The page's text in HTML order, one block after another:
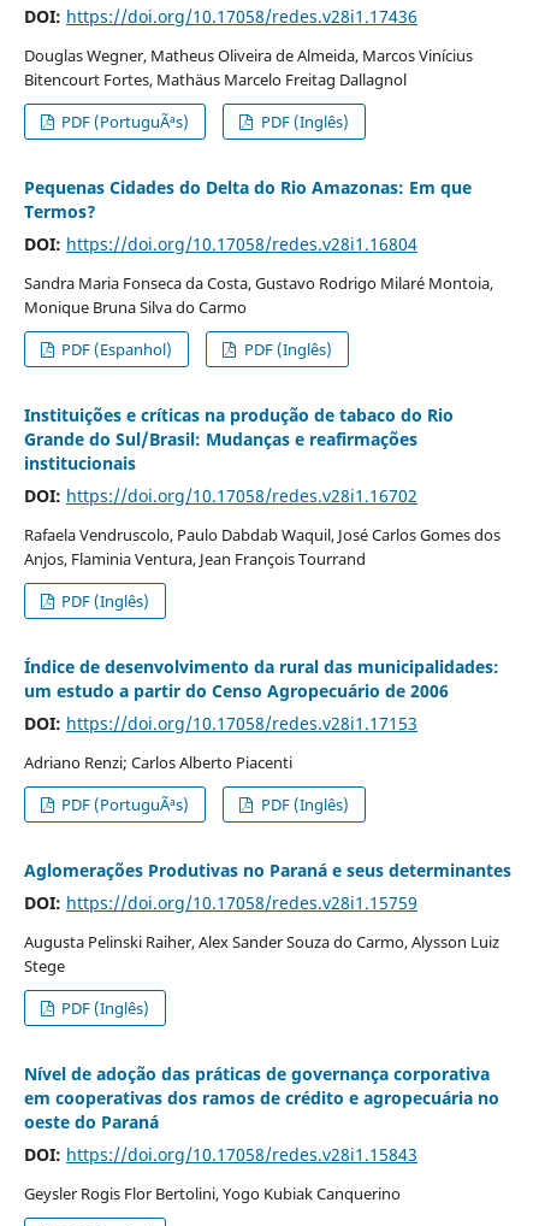
DOI: https://doi.org/10.17058/redes.v28i1.17436
Douglas Wegner, Matheus Oliveira de Almeida, Marcos Vinícius
Bitencourt Fortes, Mathäus Marcelo Freitag Dallagnol
PDF (PortuguÃªs)
PDF (Inglês)
Pequenas Cidades do Delta do Rio Amazonas: Em que
Termos?
DOI: https://doi.org/10.17058/redes.v28i1.16804
Sandra Maria Fonseca da Costa, Gustavo Rodrigo Milaré Montoia,
Monique Bruna Silva do Carmo
PDF (Espanhol)
PDF (Inglês)
Instituições e críticas na produção de tabaco do Rio
Grande do Sul/Brasil: Mudanças e reafirmações
institucionais
DOI: https://doi.org/10.17058/redes.v28i1.16702
Rafaela Vendruscolo, Paulo Dabdab Waquil, José Carlos Gomes dos
Anjos, Flaminia Ventura, Jean François Tourrand
PDF (Inglês)
Índice de desenvolvimento da rural das municipalidades:
um estudo a partir do Censo Agropecuário de 2006
DOI: https://doi.org/10.17058/redes.v28i1.17153
Adriano Renzi; Carlos Alberto Piacenti
PDF (PortuguÃªs)
PDF (Inglês)
Aglomerações Produtivas no Paraná e seus determinantes
DOI: https://doi.org/10.17058/redes.v28i1.15759
Augusta Pelinski Raiher, Alex Sander Souza do Carmo, Alysson Luiz
Stege
PDF (Inglês)
Nível de adoção das práticas de governança corporativa
em cooperativas dos ramos de crédito e agropecuária no
oeste do Paraná
DOI: https://doi.org/10.17058/redes.v28i1.15843
Geysler Rogis Flor Bertolini, Yogo Kubiak Canquerino